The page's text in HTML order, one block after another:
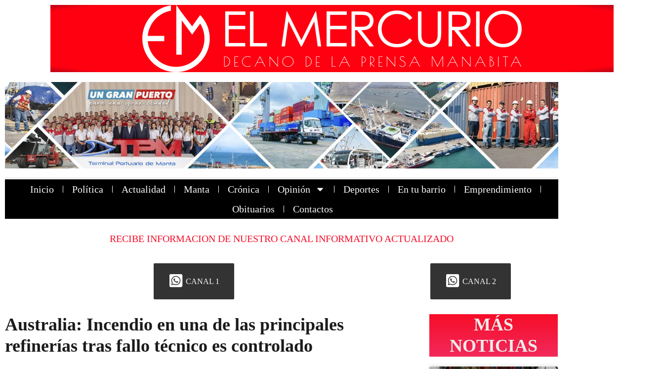
Inicio Política Actualidad Manta Crónica Opinión Deportes En tu barrio
Emprendimiento
Obituarios
Contactos
RECIBE INFORMACION DE NUESTRO CANAL INFORMATIVO ACTUALIZADO
CANAL 1 CANAL 2
Australia: Incendio en una de las principales
refinerías tras fallo técnico es controlado
MÁS
NOTICIAS